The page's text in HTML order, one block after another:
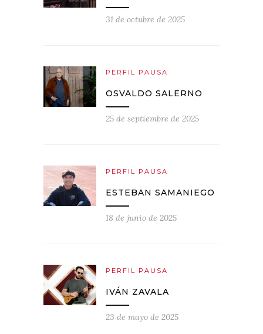
31 de octubre de 2025
PERFIL PAUSA
OSVALDO SALERNO
25 de septiembre de 2025
PERFIL PAUSA
ESTEBAN SAMANIEGO
18 de junio de 2025
PERFIL PAUSA
IVÁN ZAVALA
23 de mayo de 2025